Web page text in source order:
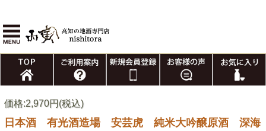
価格:2,970円(税込)
日本酒 有光酒造場 安芸虎 純米大吟醸原酒 深海